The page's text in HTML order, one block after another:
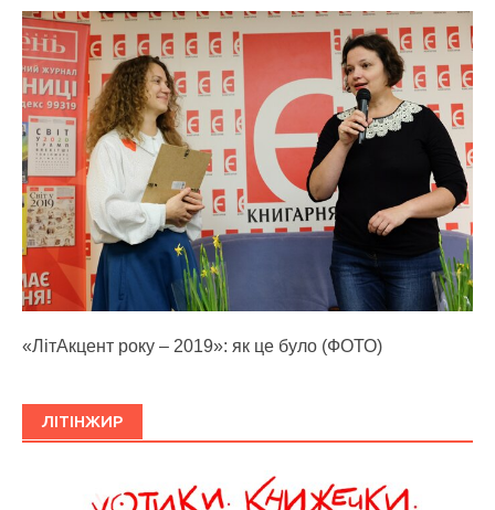
«ЛітАкцент року – 2019»: як це було (ФОТО)
ЛІТІНЖИР